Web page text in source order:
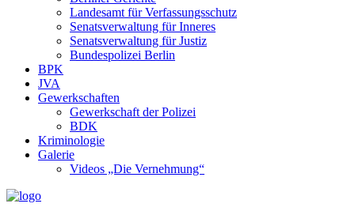
Landesamt für Verfassungsschutz
Senatsverwaltung für Inneres
Senatsverwaltung für Justiz
Bundespolizei Berlin
BPK
JVA
Gewerkschaften
Gewerkschaft der Polizei
BDK
Kriminologie
Galerie
Videos „Die Vernehmung“